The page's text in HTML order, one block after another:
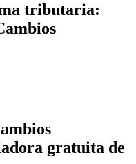
tributaria:
gratuita de